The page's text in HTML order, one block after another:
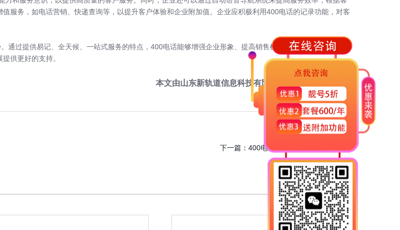
服务，如电话营销、快递查询等，以提升客户体验和企业附加值。企业应积极利用400电话的记录功能，对客
提供易记、全天候、一站式服务的特点，400电话能够增强企业形象、提高销售机会、提高客户满意度
供更好的支持。
本文由山东新轨道信息科技有限公司
下一篇： 400电话助你一跃成为行业领先者